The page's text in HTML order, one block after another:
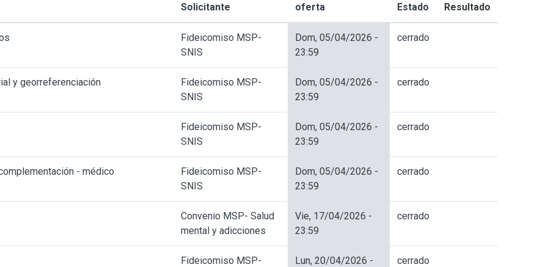
Solicitante
oferta
descendente
Estado Resultado
Fideicomiso MSP-
SNIS
Dom, 05/04/2026 -
23:59
cerrado
y georreferenciación
Fideicomiso MSP-
SNIS
Dom, 05/04/2026 -
23:59
cerrado
Fideicomiso MSP-
SNIS
Dom, 05/04/2026 -
23:59
cerrado
- médico
Fideicomiso MSP-
SNIS
Dom, 05/04/2026 -
23:59
cerrado
Convenio MSP- Salud
mental y adicciones
Vie, 17/04/2026 -
23:59
cerrado
Fideicomiso MSP-
Lun, 20/04/2026 -
cerrado